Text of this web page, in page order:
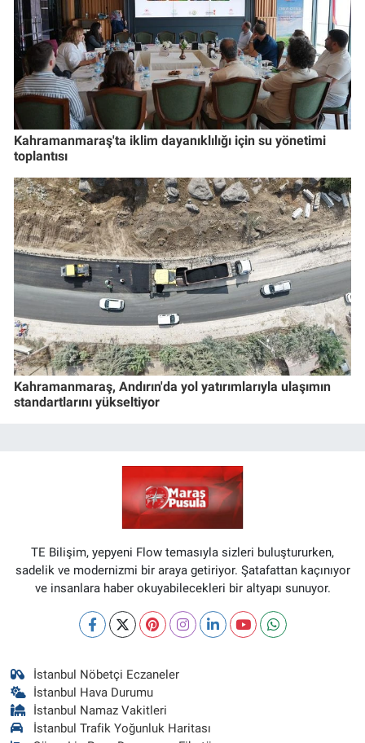
Kahramanmaraş'ta iklim dayanıklılığı için su yönetimi
toplantısı
Kahramanmaraş, Andırın'da yol yatırımlarıyla ulaşımın
standartlarını yükseltiyor
TE Bilişim, yepyeni Flow temasıyla sizleri buluştururken,
sadelik ve modernizmi bir araya getiriyor. Şatafattan kaçınıyor
ve insanlara haber okuyabilecekleri bir altyapı sunuyor.
İstanbul Nöbetçi Eczaneler
İstanbul Hava Durumu
İstanbul Namaz Vakitleri
İstanbul Trafik Yoğunluk Haritası